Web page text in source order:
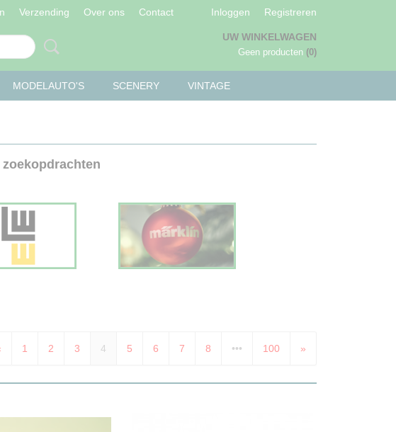
Verzending Over ons Contact Inloggen Registreren
UW WINKELWAGEN
Geen producten (0)
MODELAUTO'S SCENERY VINTAGE
1 2 3 4 5 6 7 8 ••• 100 »